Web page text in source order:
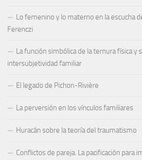
Lo femenino y lo materno en la escucha
Ferenczi
La función simbólica de la ternura física y
intersubjetividad familiar
El legado de Pichon-Rivière
La perversión en los vínculos familiares
Huracán sobre la teoría del traumatismo
Conflictos de pareja. La pacificación para